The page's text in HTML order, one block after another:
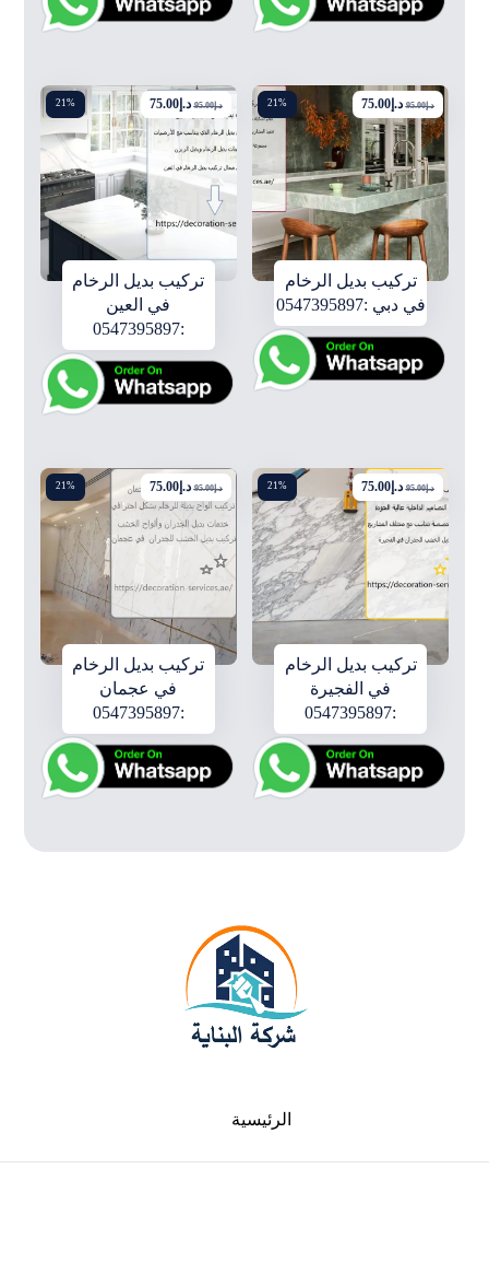
21%
تركيب بديل الرخام
في دبي :0547395897
د.إ95.00 د.إ75.00
21%
تركيب بديل الرخام
في العين
:0547395897
د.إ95.00 د.إ75.00
21%
تركيب بديل الرخام
في الفجيرة
:0547395897
د.إ95.00 د.إ75.00
21%
تركيب بديل الرخام
في عجمان
:0547395897
د.إ95.00 د.إ75.00
الرئيسية